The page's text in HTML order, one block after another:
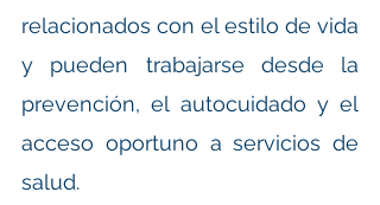
relacionados con el estilo de vida
y pueden trabajarse desde la
prevención, el autocuidado y el
acceso oportuno a servicios de
salud.